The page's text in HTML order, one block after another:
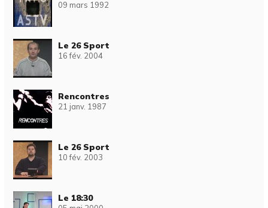
09 mars 1992
Le 26 Sport
16 fév. 2004
Rencontres
21 janv. 1987
Le 26 Sport
10 fév. 2003
Le 18:30